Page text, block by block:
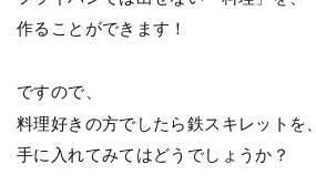
作ることができます！
ですので、
料理好きの方でしたら鉄スキレットを、
手に入れてみてはどうでしょうか？